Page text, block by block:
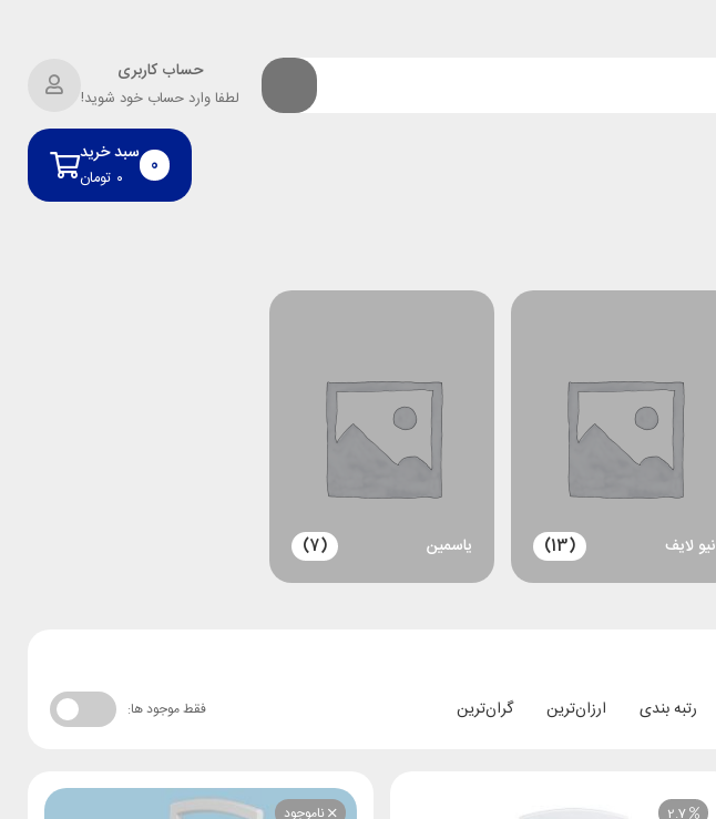
حساب کاربری
لطفا وارد حساب خود شوید!
سبد خرید
تومان ۰ 0
نیو لایف (13) یاسمین (7)
رتبه بندی ارزان‌ترین گران‌ترین فقط موجود ها:
2.7 ناموجود